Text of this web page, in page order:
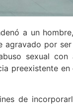
a un
agravado por
sexual
preexistente en
de